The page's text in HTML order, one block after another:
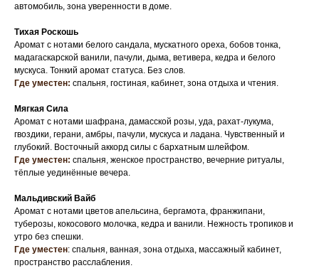
автомобиль, зона уверенности в доме.
Тихая Роскошь
Аромат с нотами белого сандала, мускатного ореха, бобов тонка,
мадагаскарской ванили, пачули, дыма, ветивера, кедра и белого
мускуса. Тонкий аромат статуса. Без слов.
Где уместен: спальня, гостиная, кабинет, зона отдыха и чтения.
Мягкая Сила
Аромат с нотами шафрана, дамасской розы, уда, рахат-лукума,
гвоздики, герани, амбры, пачули, мускуса и ладана. Чувственный и
глубокий. Восточный аккорд силы с бархатным шлейфом.
Где уместен: спальня, женское пространство, вечерние ритуалы,
тёплые уединённые вечера.
Мальдивский Вайб
Аромат с нотами цветов апельсина, бергамота, франжипани,
туберозы, кокосового молочка, кедра и ванили. Нежность тропиков и
утро без спешки.
Где уместен: спальня, ванная, зона отдыха, массажный кабинет,
пространство расслабления.